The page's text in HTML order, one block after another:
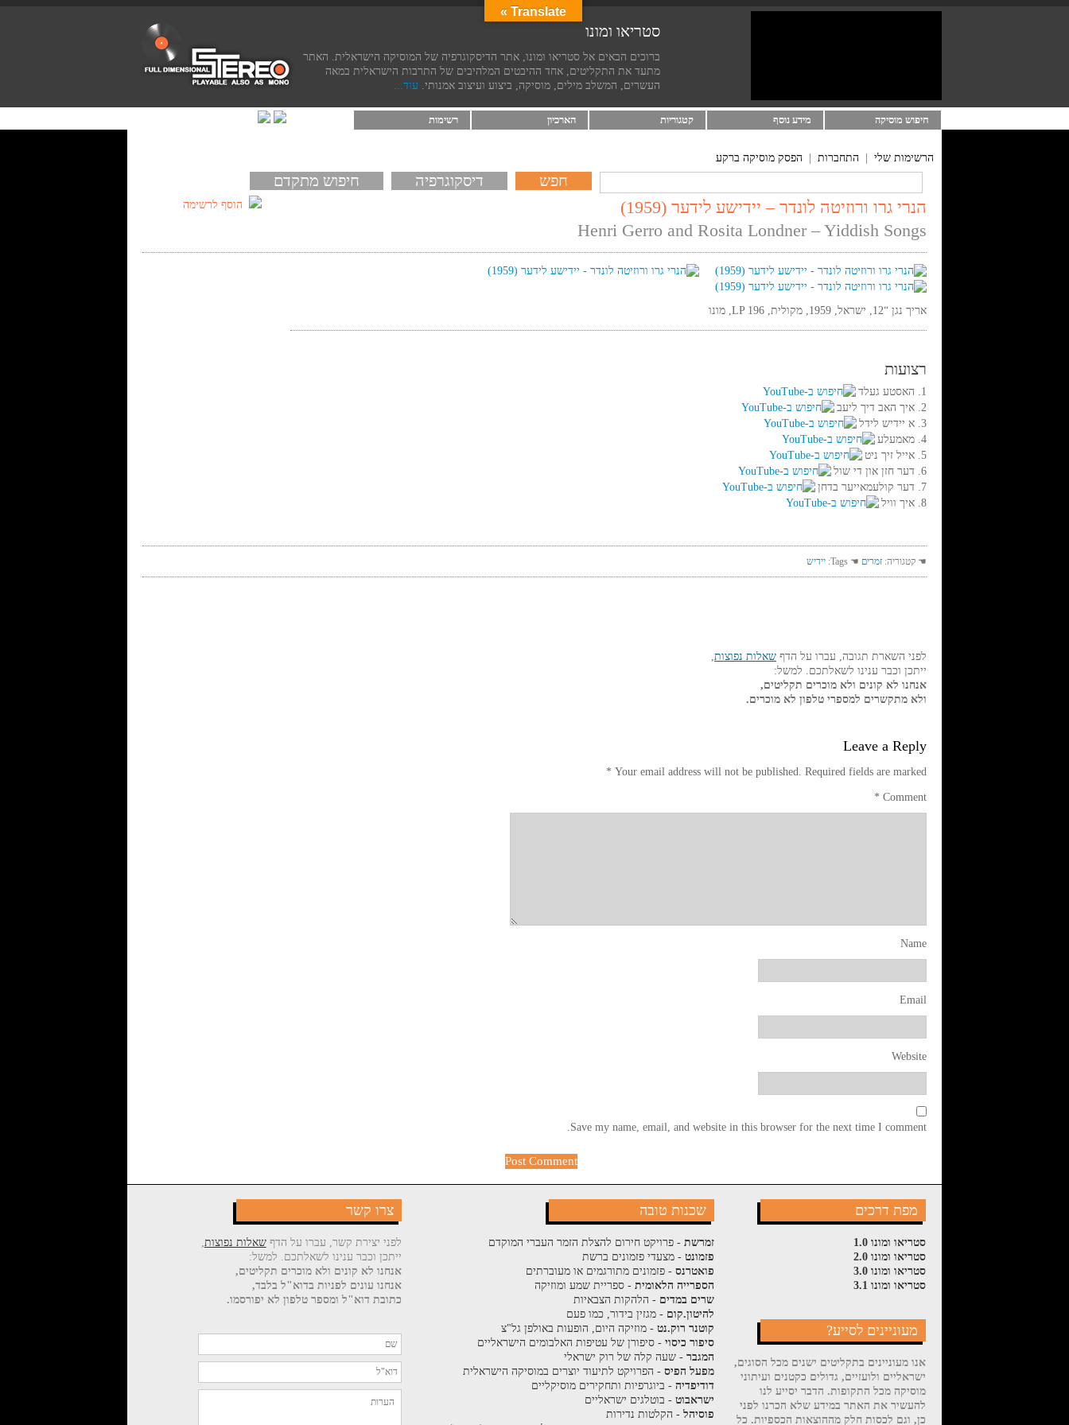
סטריאו ומונו
ברוכים הבאים אל סטריאו ומונו, אתר הדיסקוגרפיה של המוסיקה הישראלית. האתר
מתעד את התקליטים, אחד ההיבטים המלהיבים של התרבות הישראלית במאה
העשרים, המשלב מילים, מוסיקה, ביצוע ועיצוב אמנותי. עוד...
חיפוש מוסיקה מידע נוסף קטגוריות הארכיון רשימות
הרשימות שלי התחברות הפסק מוסיקה ברקע
דיסקוגרפיה חיפוש מתקדם
הוסף לרשימה
הנרי גרו ורוזיטה לונדר – יידישע לידער (1959)
Henri Gerro and Rosita Londner – Yiddish Songs
אריך נגן “12, ישראל, 1959, מקולית, LP 196, מונו
רצועות
1. האסטע געלד
2. איך האב דיך ליעב
3. א יידיש לידל
4. מאמעלע
5. אייל זיך ניט
6. דער חזן און די שול
7. דער קולעמאייער בדחן
8. איך וויל
☚ קטגוריה: זמרים ☚ Tags: יידיש
לפני השארת תגובה, עברו על הדף שאלות נפוצות,
ייתכן וכבר ענינו לשאלתכם. למשל:
אנחנו לא קונים ולא מוכרים תקליטים,
ולא מתקשרים למספרי טלפון לא מוכרים.
Leave a Reply
Your email address will not be published. Required fields are marked
*
Comment
*
Name
Email
Website
Save my name, email, and website in this browser for the next time I comment.
צרו קשר
לפני יצירת קשר, עברו על הדףשאלות נפוצות,
ייתכן וכבר ענינו לשאלתכם. למשל:
אנחנו לא קונים ולא מוכרים תקליטים,
אנחנו עונים לפניות בדוא"ל בלבד,
כתובת דוא"ל ומספר טלפון לא יפורסמו.
מפת דרכים
סטריאו ומונו 1.0
סטריאו ומונו 2.0
סטריאו ומונו 3.0
סטריאו ומונו 3.1
מעוניינים לסייע?
אנו מעוניינים בתקליטים ישנים מכל הסוגים,
ישראליים ולועזיים, גדולים כקטנים ועיתוני
מוסיקה מכל התקופות. הדבר יסייע לנו
להעשיר את האתר במידע שלא הכרנו לפני
כן, וגם לכסות חלק מההוצאות הכספיות. כל
שכנות טובה
זמרשת- פרויקט חירום להצלת הזמר העברי המוקדם
פזמונט- מצעדי פזמונים ברשת
פואטרנס- פזמונים מתורגמים או מעוברתים
הספרייה הלאומית- ספריית שמע ומוזיקה
שרים במדים - הלהקות הצבאיות
להיטון.קום - מגזין בידור, כמו פעם
קוטנר רוק.נט- מוזיקה היום, הופעות באולפן גל"צ
סיפור כיסוי- סיפורן של עטיפות האלבומים הישראליים
המגבר- שעה קלה של רוק ישראלי
מפעל הפיס- הפרויקט לתיעוד יוצרים במוסיקה הישראלית
דודיפדיה- ביוגרפיות ותחקירים מוסיקליים
ישראבוט- בוטלגים ישראליים
פוסיהל- הקלטות נדירות
Translate »